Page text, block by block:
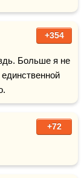
+354
Больше я не
+72